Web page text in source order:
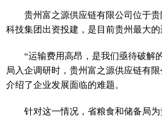
贵州富之源供应链有限公司位于
科技集团出资投建，是目前贵州最大的
“运输费用高昂，是我们亟待破解
局入企调研时，贵州富之源供应链有
介绍了企业发展面临的难题。
针对这一情况，省粮食和储备局